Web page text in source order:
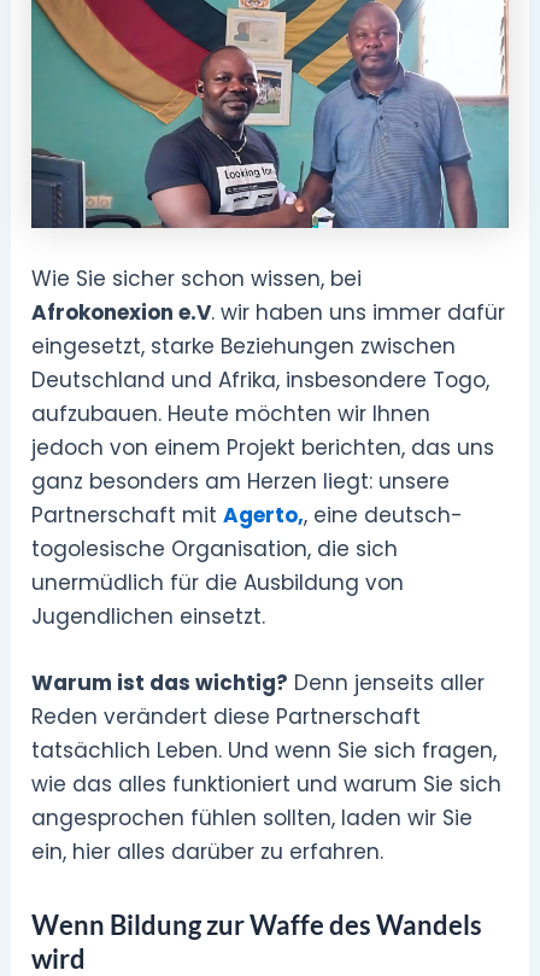
Wie Sie sicher schon wissen, bei
Afrokonexion e.V. wir haben uns immer dafür
eingesetzt, starke Beziehungen zwischen
Deutschland und Afrika, insbesondere Togo,
aufzubauen. Heute möchten wir Ihnen
jedoch von einem Projekt berichten, das uns
ganz besonders am Herzen liegt: unsere
Partnerschaft mitAgerto,, eine deutsch-
togolesische Organisation, die sich
unermüdlich für die Ausbildung von
Jugendlichen einsetzt.
Warum ist das wichtig? Denn jenseits aller
Reden verändert diese Partnerschaft
tatsächlich Leben. Und wenn Sie sich fragen,
wie das alles funktioniert und warum Sie sich
angesprochen fühlen sollten, laden wir Sie
ein, hier alles darüber zu erfahren.
Wenn Bildung zur Waffe des Wandels
wird